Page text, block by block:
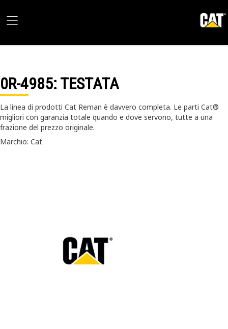
0R-4985: TESTATA
La linea di prodotti Cat Reman è davvero completa. Le parti Cat®
migliori con garanzia totale quando e dove servono, tutte a una
frazione del prezzo originale.
Marchio: Cat